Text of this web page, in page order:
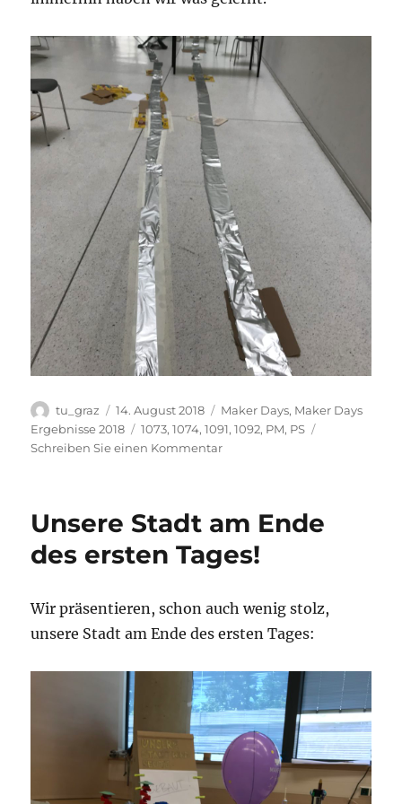
Autor
tu_graz
Veröffentlicht
am
14. August 2018 Kategorien
Maker Days, Maker Days
Ergebnisse 2018
Schlagwörter
1073,1074,1091,1092, PM, PS
Schreiben Sie einen Kommentarzu
mit
Makey-
leider
gescheitert.
Unsere Stadt am Ende
des ersten Tages!
Wir präsentieren, schon auch wenig stolz,
unsere Stadt am Ende des ersten Tages: